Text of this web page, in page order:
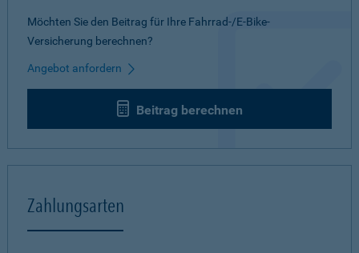
Möchten Sie den Beitrag für Ihre Fahrrad-/E-Bike-
Versicherung berechnen?
Angebot anfordern
Beitrag berechnen
Zahlungsarten